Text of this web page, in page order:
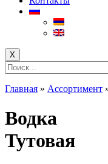
X
Главная » Ассортимент
Водка
Тутовая